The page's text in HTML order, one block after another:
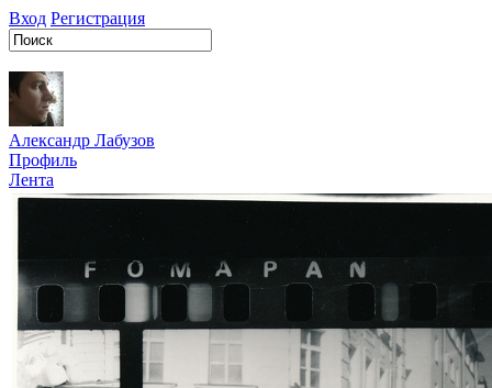
Вход Регистрация
Александр Лабузов
Профиль
Лента